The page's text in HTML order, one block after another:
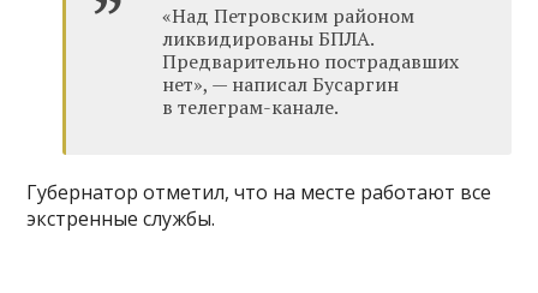
«Над Петровским районом
ликвидированы БПЛА.
Предварительно пострадавших
нет», — написал Бусаргин
в телеграм-канале.
Губернатор отметил, что на месте работают все
экстренные службы.